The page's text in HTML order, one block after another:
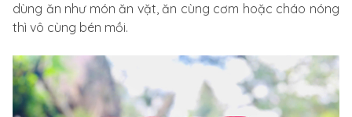
dùng ăn như món ăn vặt, ăn cùng cơm hoặc cháo nóng
thì vô cùng bén mồi.